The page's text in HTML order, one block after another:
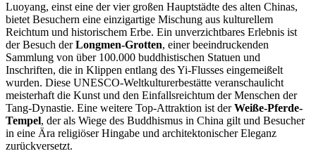
Luoyang, einst eine der vier großen Hauptstädte des alten Chinas,
bietet Besuchern eine einzigartige Mischung aus kulturellem
Reichtum und historischem Erbe. Ein unverzichtbares Erlebnis ist
der Besuch derLongmen-Grotten, einer beeindruckenden
Sammlung von über 100.000 buddhistischen Statuen und
Inschriften, die in Klippen entlang des Yi-Flusses eingemeißelt
wurden. Diese UNESCO-Weltkulturerbestätte veranschaulicht
meisterhaft die Kunst und den Einfallsreichtum der Menschen der
Tang-Dynastie. Eine weitere Top-Attraktion ist derWeiße-Pferde-
Tempel, der als Wiege des Buddhismus in China gilt und Besucher
in eine Ära religiöser Hingabe und architektonischer Eleganz
zurückversetzt.